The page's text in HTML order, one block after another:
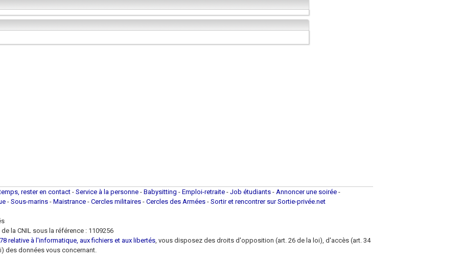
rester en contact- Service à la personne - Babysitting - Emploi-retraite - Job étudiants - Annoncer une soirée -
- Sous-marins - Maistrance - Cercles militaires - Cercles des Armées - Sortir et rencontrer sur Sortie-privée.net
la CNIL sous la référence : 1109256
relative à l'informatique, aux fichiers et aux libertés, vous disposez des droits d'opposition (art. 26 de la loi), d'accès (art. 34
des données vous concernant.